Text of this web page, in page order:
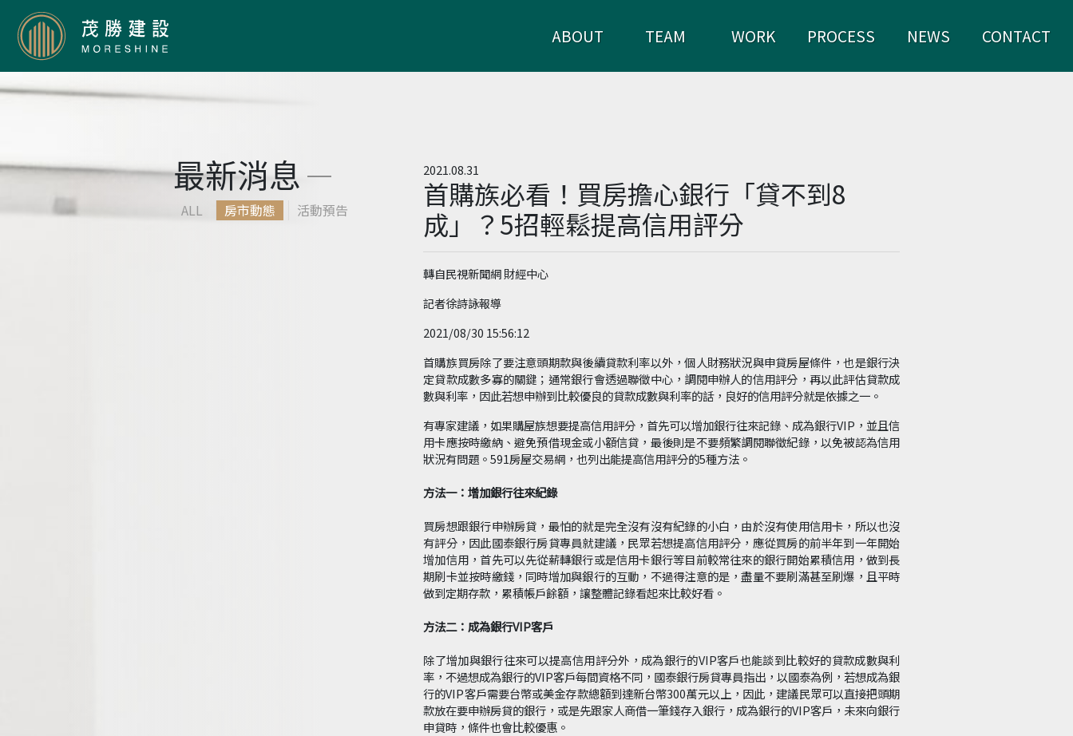
ABOUT TEAM WORK PROCESS NEWS CONTACT
最新消息
ALL 房市動態 活動預告
2021.08.31
首購族必看！買房擔心銀行「貸不到8
成」？5招輕鬆提高信用評分
轉自民視新聞網 財經中心
記者徐詩詠報導
2021/08/30 15:56:12
首購族買房除了要注意頭期款與後續貸款利率以外，個人財務狀況與申貸房屋條件，也是銀行決
定貸款成數多寡的關鍵；通常銀行會透過聯徵中心，調閱申辦人的信用評分，再以此評估貸款成
數與利率，因此若想申辦到比較優良的貸款成數與利率的話，良好的信用評分就是依據之一。
有專家建議，如果購屋族想要提高信用評分，首先可以增加銀行往來記錄、成為銀行VIP，並且信
用卡應按時繳納、避免預借現金或小額信貸，最後則是不要頻繁調閱聯徵紀錄，以免被認為信用
狀況有問題。591房屋交易網，也列出能提高信用評分的5種方法。
方法一：增加銀行往來紀錄
買房想跟銀行申辦房貸，最怕的就是完全沒有沒有紀錄的小白，由於沒有使用信用卡，所以也沒
有評分，因此國泰銀行房貸專員就建議，民眾若想提高信用評分，應從買房的前半年到一年開始
增加信用，首先可以先從薪轉銀行或是信用卡銀行等目前較常往來的銀行開始累積信用，做到長
期刷卡並按時繳錢，同時增加與銀行的互動，不過得注意的是，盡量不要刷滿甚至刷爆，且平時
做到定期存款，累積帳戶餘額，讓整體記錄看起來比較好看。
方法二：成為銀行VIP客戶
除了增加與銀行往來可以提高信用評分外，成為銀行的VIP客戶也能談到比較好的貸款成數與利
率，不過想成為銀行的VIP客戶每間資格不同，國泰銀行房貸專員指出，以國泰為例，若想成為銀
行的VIP客戶需要台幣或美金存款總額到達新台幣300萬元以上，因此，建議民眾可以直接把頭期
款放在要申辦房貸的銀行，或是先跟家人商借一筆錢存入銀行，成為銀行的VIP客戶，未來向銀行
申貸時，條件也會比較優惠。